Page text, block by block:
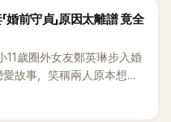
前守貞」原因太離譜 竟全
歲圈外女友鄭英琳步入婚
故事，笑稱兩人原本想享
竟被路人認出，還一路替